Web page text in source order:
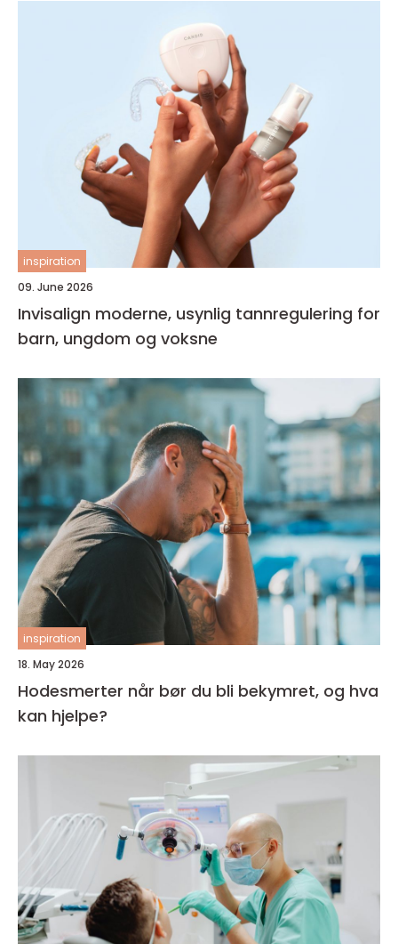
inspiration
09. June 2026
Invisalign moderne, usynlig tannregulering for
barn, ungdom og voksne
inspiration
18. May 2026
Hodesmerter når bør du bli bekymret, og hva
kan hjelpe?